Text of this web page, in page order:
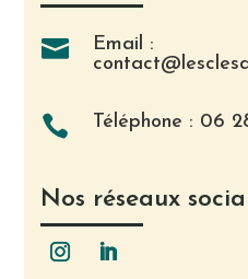

Email :
 Téléphone : 06
Nos réseaux